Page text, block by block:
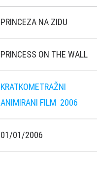
PRINCEZA NA ZIDU
PRINCESS ON THE WALL
KRATKOMETRAŽNI
ANIMIRANI FILM 2006
01/01/2006